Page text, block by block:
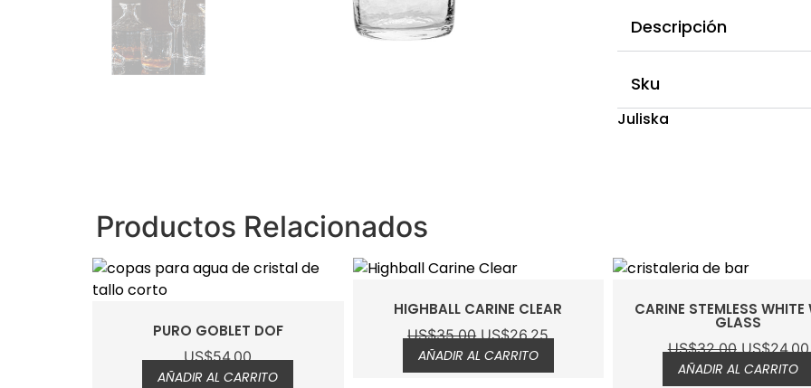
Descripción
Sku
Juliska
Productos Relacionados
PURO GOBLET DOF
US$54.00
AÑADIR AL CARRITO
HIGHBALL CARINE CLEAR
US$35.00 US$26.25
AÑADIR AL CARRITO
CARINE STEMLESS WHITE
GLASS
US$32.00 US$24.00
AÑADIR AL CARRITO